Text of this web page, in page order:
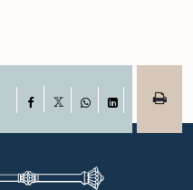
Facebook